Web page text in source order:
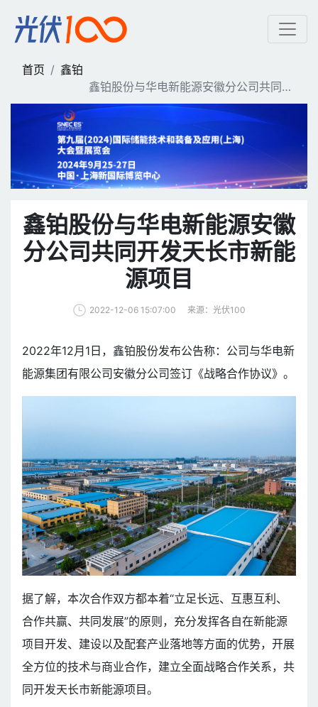
鑫铂股份与华电新能源
首页
鑫铂
鑫铂股份与华电新能源安徽分公司共同开
发天长市新能源项目
鑫铂股份与华电新能源安徽
分公司共同开发天长市新能
源项目
2022-12-06 15:07:00 来源：光伏100
2022年12月1日，鑫铂股份发布公告称：公司与华电新
能源集团有限公司安徽分公司签订《战略合作协议》。
据了解，本次合作双方都本着“立足长远、互惠互利、
合作共赢、共同发展”的原则，充分发挥各自在新能源
项目开发、建设以及配套产业落地等方面的优势，开展
全方位的技术与商业合作，建立全面战略合作关系，共
同开发天长市新能源项目。